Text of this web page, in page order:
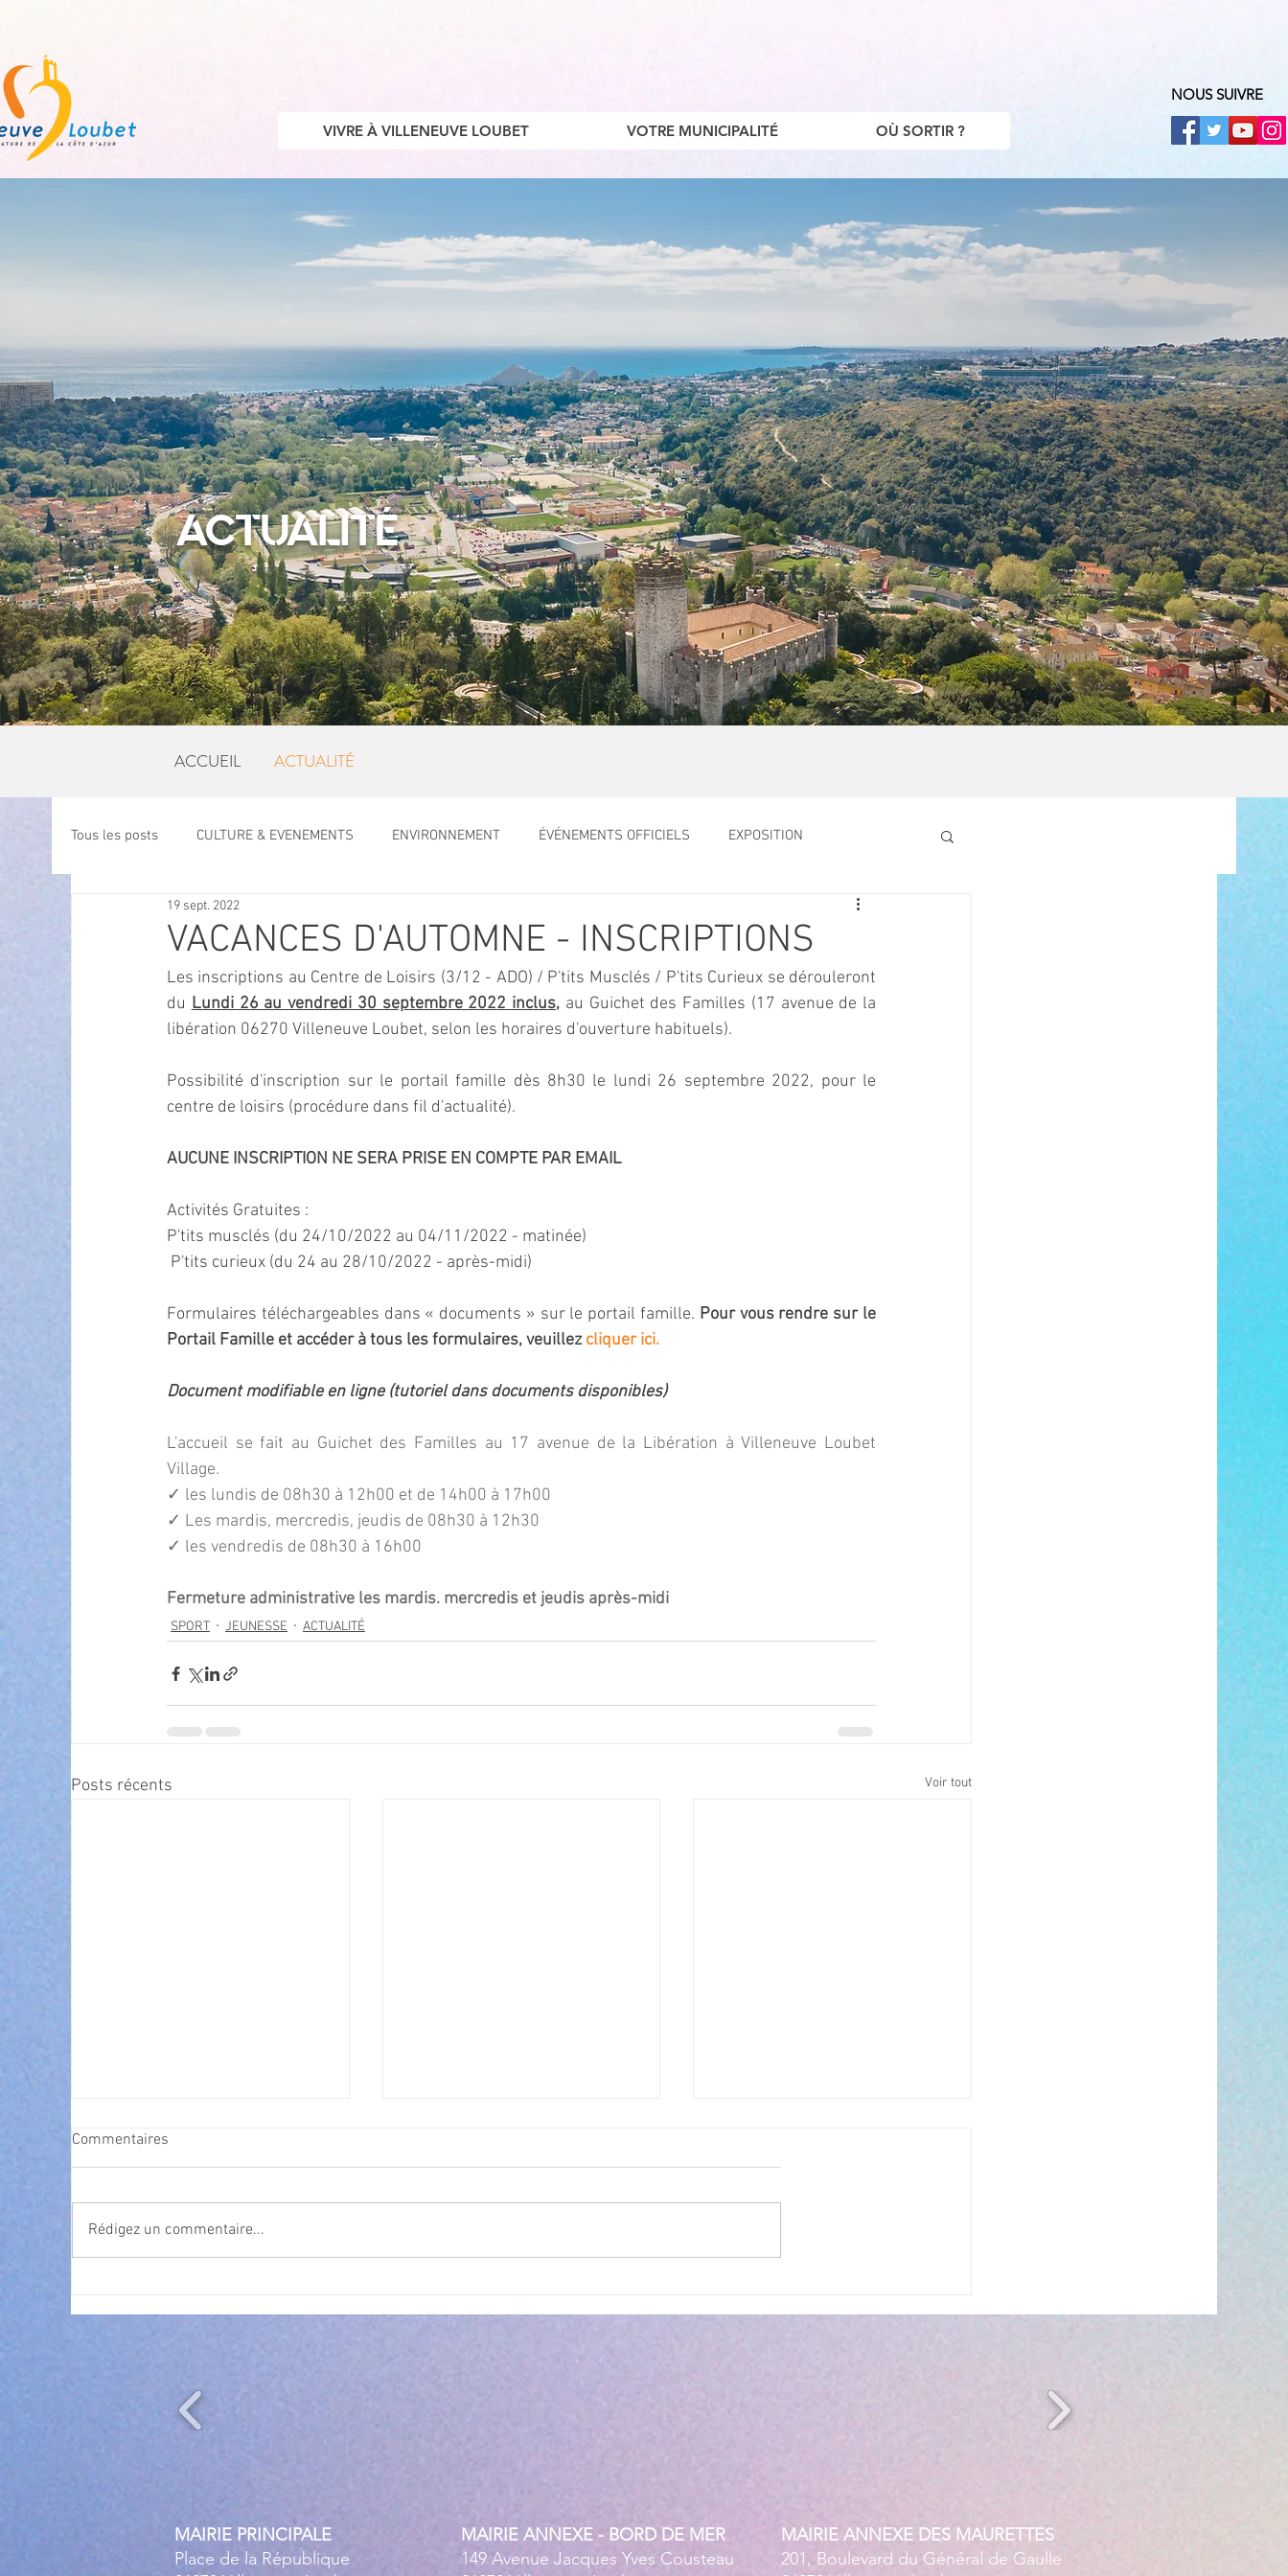
VIVRE À VILLENEUVE LOUBET VOTRE MUNICIPALITÉ OÙ SORTIR ?
NOUS SUIVRE
ACTUALITÉ
ACCUEIL ACTUALITÉ
Tous les posts CULTURE & EVENEMENTS ENVIRONNEMENT ÉVÉNEMENTS OFFICIELS EXPOSITION
OFFRES D'EMPLOI
ECO MOBILITE PETITE ENFANCE TOURISME ARCHIVES ET PATRIMOINE
POLE CULTUREL AUGUSTE ESCOFFIER
VACANCES D'AUTOMNE - INSCRIPTIONS
19 sept. 2022
Les inscriptions au Centre de Loisirs (3/12 - ADO) / P'tits Musclés / P'tits Curieux se dérouleront
du Lundi 26 au vendredi 30 septembre 2022 inclus, au Guichet des Familles (17 avenue de la
libération 06270 Villeneuve Loubet, selon les horaires d'ouverture habituels).
Possibilité d'inscription sur le portail famille dès 8h30 le lundi 26 septembre 2022, pour le
centre de loisirs (procédure dans fil d'actualité).
AUCUNE INSCRIPTION NE SERA PRISE EN COMPTE PAR EMAIL
Activités Gratuites :
P'tits musclés (du 24/10/2022 au 04/11/2022 - matinée)
P'tits curieux (du 24 au 28/10/2022 - après-midi)
Formulaires téléchargeables dans « documents » sur le portail famille. Pour vous rendre sur le
Portail Famille et accéder à tous les formulaires, veuillez cliquer ici.
Document modifiable en ligne (tutoriel dans documents disponibles)
L'accueil se fait au Guichet des Familles au 17 avenue de la Libération à Villeneuve Loubet
Village.
✓ les lundis de 08h30 à 12h00 et de 14h00 à 17h00
✓ Les mardis, mercredis, jeudis de 08h30 à 12h30
✓ les vendredis de 08h30 à 16h00
Fermeture administrative les mardis. mercredis et jeudis après-midi
SPORT JEUNESSE ACTUALITÉ
Posts récents Voir tout
Villeneuve Loubet ! ☀️🎤
Commentaires
Rédigez un commentaire...
MAIRIE PRINCIPALE
Place de la République
MAIRIE ANNEXE - BORD DE MER
149 Avenue Jacques Yves Cousteau
MAIRIE ANNEXE DES MAURETTES
201, Boulevard du Général de Gaulle